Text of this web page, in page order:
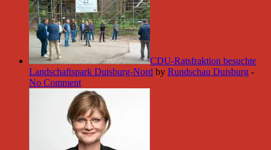
CDU-Ratsfraktion besuchte
Landschaftspark Duisburg-Nord by Rundschau Duisburg -
No Comment